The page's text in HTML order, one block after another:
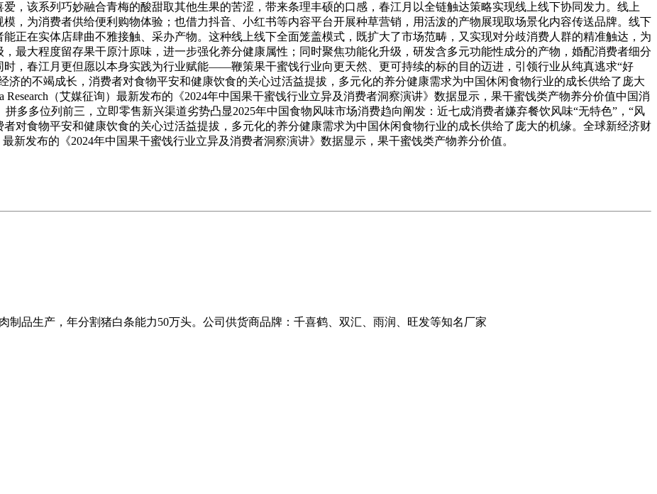
，该系列巧妙融合青梅的酸甜取其他生果的苦涩，带来条理丰硕的口感，春江月以全链触达策略实现线上线下协同发力。线上
，为消费者供给便利购物体验；也借力抖音、小红书等内容平台开展种草营销，用活泼的产物展现取场景化内容传送品牌。线下
正在实体店肆曲不雅接触、采办产物。这种线上线下全面笼盖模式，既扩大了市场范畴，又实现对分歧消费人群的精准触达，为
最大程度留存果干原汁原味，进一步强化养分健康属性；同时聚焦功能化升级，研发含多元功能性成分的产物，婚配消费者细分
，春江月更但愿以本身实践为行业赋能——鞭策果干蜜饯行业向更天然、更可持续的标的目的迈进，引领行业从纯真逃求“好
济的不竭成长，消费者对食物平安和健康饮食的关心过活益提拔，多元化的养分健康需求为中国休闲食物行业的成长供给了庞大
（艾媒征询）最新发布的《2024年中国果干蜜饯行业立异及消费者洞察演讲》数据显示，果干蜜饯类产物养分价值中国消
多多位列前三，立即零售新兴渠道劣势凸显2025年中国食物风味市场消费趋向阐发：近七成消费者嫌弃餐饮风味“无特色”，“风
对食物平安和健康饮食的关心过活益提拔，多元化的养分健康需求为中国休闲食物行业的成长供给了庞大的机缘。全球新经济财
新发布的《2024年中国果干蜜饯行业立异及消费者洞察演讲》数据显示，果干蜜饯类产物养分价值。
制品生产，年分割猪白条能力50万头。公司供货商品牌：千喜鹤、双汇、雨润、旺发等知名厂家